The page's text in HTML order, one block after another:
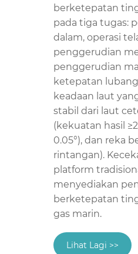
berketepatan
pada tiga tugas:
dalam, operasi
penggerudian
penggerudian
ketepatan
keadaan laut
stabil dari laut
(kekuatan hasil
0.05°), dan reka
rintangan).
platform
menyediakan
berketepatan
gas marin.
Lihat Lagi >>